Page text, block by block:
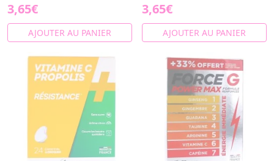
3,65€
AJOUTER AU PANIER
3,65€
AJOUTER AU PANIER